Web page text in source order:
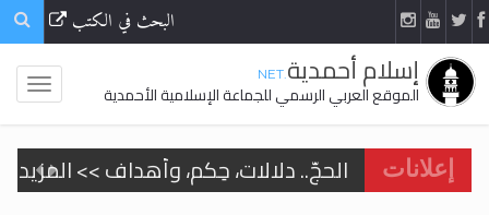
البحث في الكتب
إسلام أحمدية.NET
الموقع العربي الرسمي للجماعة الإسلامية الأحمدية
إعلانات
الحجّ.. دلالات، حِكم، وأهداف >> المزيد